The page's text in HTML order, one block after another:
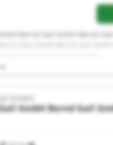
Bernd Gail GmbH Bernd
GmbH
GmbHBernd Gail